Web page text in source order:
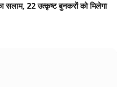
सलाम, 22 उत्कृष्ट बुनकरों को मिलेगा